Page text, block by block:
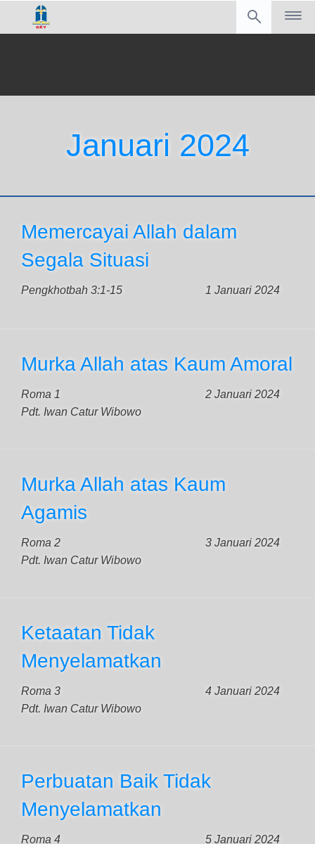
Januari 2024
Memercayai Allah dalam
Segala Situasi
Pengkhotbah 3:1-15 1 Januari 2024
Murka Allah atas Kaum Amoral
Roma 1
2 Januari 2024
Pdt. Iwan Catur Wibowo
Murka Allah atas Kaum
Agamis
Roma 2
3 Januari 2024
Pdt. Iwan Catur Wibowo
Ketaatan Tidak
Menyelamatkan
Roma 3
4 Januari 2024
Pdt. Iwan Catur Wibowo
Perbuatan Baik Tidak
Menyelamatkan
Roma 4
5 Januari 2024